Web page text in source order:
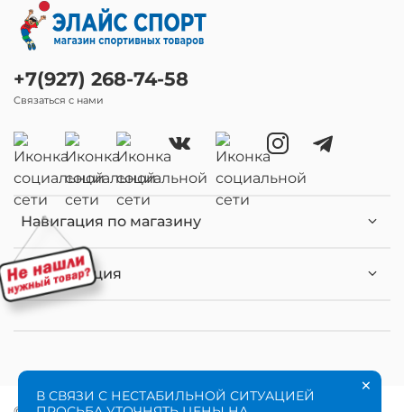
Навигация по магазину
Информация
+7(927) 268-74-58
Связаться с нами
В СВЯЗИ С НЕСТАБИЛЬНОЙ СИТУАЦИЕЙ
×